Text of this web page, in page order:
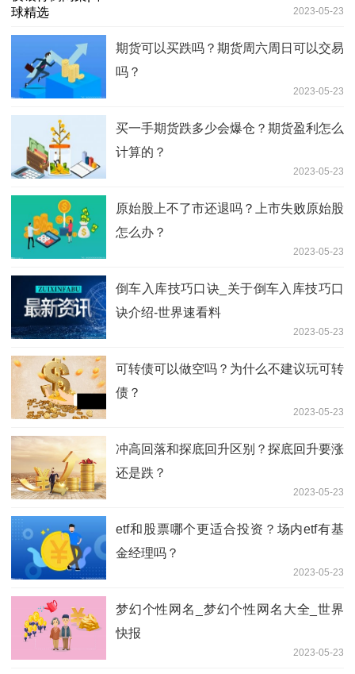
2023-05-23
期货可以买跌吗？期货周六周日可以交易
吗？
2023-05-23
买一手期货跌多少会爆仓？期货盈利怎么
计算的？
2023-05-23
原始股上不了市还退吗？上市失败原始股
怎么办？
2023-05-23
倒车入库技巧口诀_关于倒车入库技巧口
诀介绍-世界速看料
2023-05-23
可转债可以做空吗？为什么不建议玩可转
债？
2023-05-23
冲高回落和探底回升区别？探底回升要涨
还是跌？
2023-05-23
etf和股票哪个更适合投资？场内etf有基
金经理吗？
2023-05-23
梦幻个性网名_梦幻个性网名大全_世界
快报
2023-05-23